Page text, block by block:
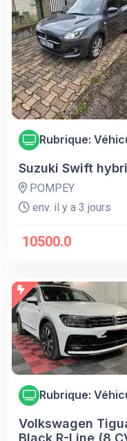
Rubrique:
Suzuki Swift
POMPEY
env. il y a 3 jours
10500.0
Rubrique:
Volkswagen
Black R-Line (8